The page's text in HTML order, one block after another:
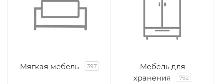
Мягкая мебель 397
Мебель для
хранения
762